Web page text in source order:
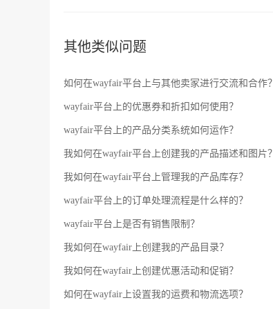
其他类似问题
如何在wayfair平台上与其他卖家进行交流和合作？
wayfair平台上的优惠券和折扣如何使用？
wayfair平台上的产品分类系统如何运作？
我如何在wayfair平台上创建我的产品描述和图片？
我如何在wayfair平台上管理我的产品库存？
wayfair平台上的订单处理流程是什么样的？
wayfair平台上是否有销售限制？
我如何在wayfair上创建我的产品目录？
我如何在wayfair上创建优惠活动和促销？
如何在wayfair上设置我的运费和物流选项？